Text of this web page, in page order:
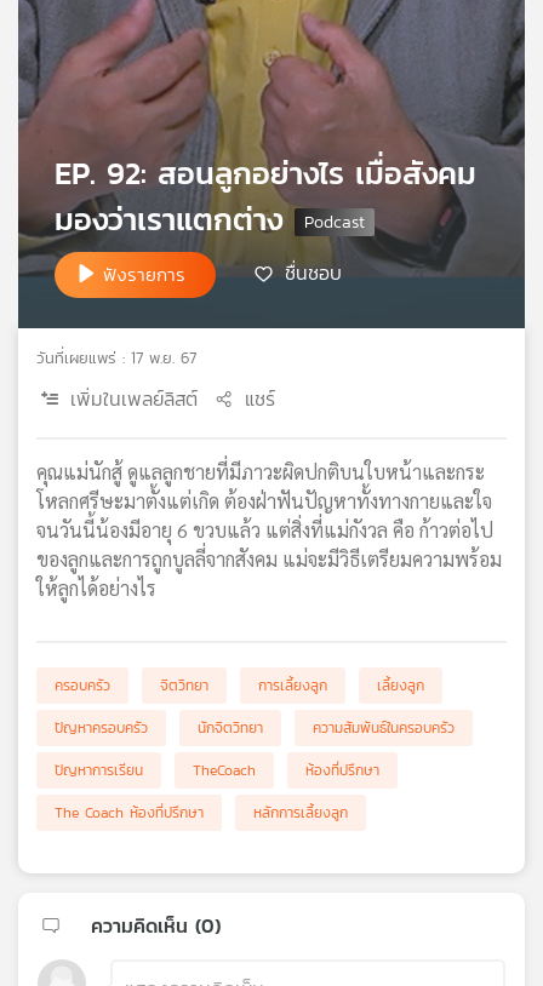
เกี่ยว
กับ
เรา
เครือ
ข่าย
วิทยุ
พี
แผนที่
วิทยุ
เครือ
ข่าย
EP. 92: สอนลูกอย่างไร เมื่อสังคม
มองว่าเราแตกต่าง
ฟังรายการ ชื่นชอบ
วันที่เผยแพร่ : 17 พ.ย. 67
เพิ่มในเพลย์ลิสต์ แชร์
คุณแม่นักสู้ ดูแลลูกชายที่มีภาวะผิดปกติบนใบหน้าและกระ
โหลกศรีษะมาตั้งแต่เกิด ต้องฝ่าฟันปัญหาทั้งทางกายและใจ
จนวันนี้น้องมีอายุ 6 ขวบแล้ว แต่สิ่งที่แม่กังวล คือ ก้าวต่อไป
ของลูกและการถูกบูลลี่จากสังคม แม่จะมีวิธีเตรียมความพร้อม
ให้ลูกได้อย่างไร
ครอบครัว จิตวิทยา การเลี้ยงลูก
เลี้ยงลูก
ปัญหาครอบครัว
นักจิตวิทยา
ความสัมพันธ์ในครอบครัว
ปัญหาการเรียน
TheCoach
ห้องที่ปรึกษา
The Coach ห้องที่ปรึกษา
หลักการเลี้ยงลูก
ความคิดเห็น (0)